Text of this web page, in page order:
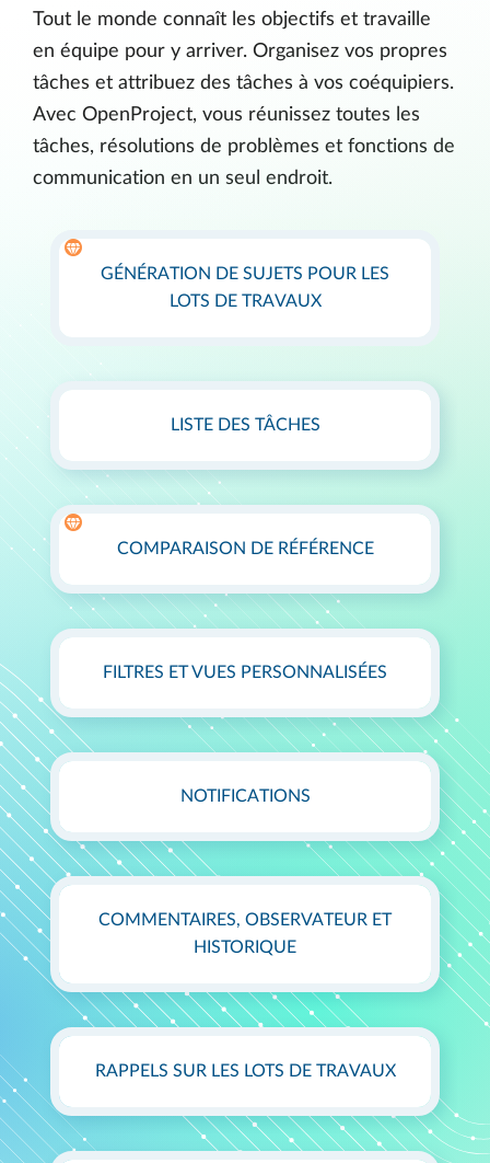
Tout le monde connaît les objectifs et travaille
en équipe pour y arriver. Organisez vos propres
tâches et attribuez des tâches à vos coéquipiers.
Avec OpenProject, vous réunissez toutes les
tâches, résolutions de problèmes et fonctions de
communication en un seul endroit.
GÉNÉRATION DE SUJETS POUR LES
LOTS DE TRAVAUX
LISTE DES TÂCHES
COMPARAISON DE RÉFÉRENCE
FILTRES ET VUES PERSONNALISÉES
NOTIFICATIONS
COMMENTAIRES, OBSERVATEUR ET
HISTORIQUE
RAPPELS SUR LES LOTS DE TRAVAUX